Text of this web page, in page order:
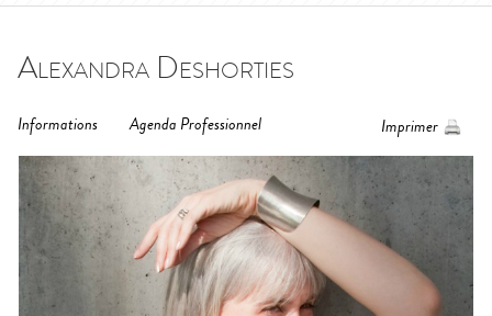
Alexandra Deshorties
Informations Agenda Professionnel Imprimer